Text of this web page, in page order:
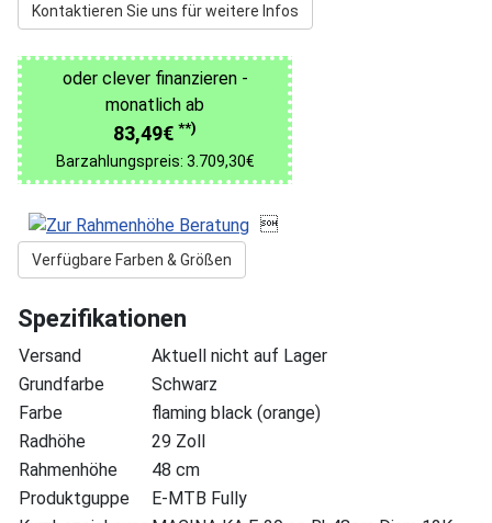
Kontaktieren Sie uns für weitere Infos
oder clever finanzieren -
monatlich ab
83,49€ **)
Barzahlungspreis: 3.709,30€

Verfügbare Farben & Größen
Spezifikationen
Versand
Aktuell nicht auf Lager
Grundfarbe
Schwarz
Farbe
flaming black (orange)
Radhöhe
29 Zoll
Rahmenhöhe
48 cm
Produktguppe
E-MTB Fully